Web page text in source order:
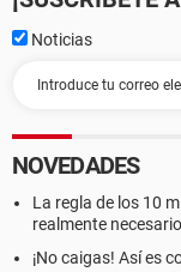
Noticias
NOVEDADES
La regla de los 10
realmente
¡No caigas! Así es